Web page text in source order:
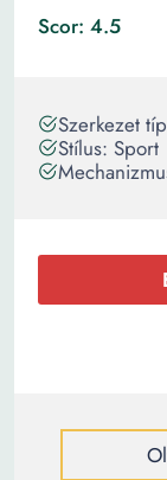
Scor: 4.5
Szerkezet
Stílus: Sport